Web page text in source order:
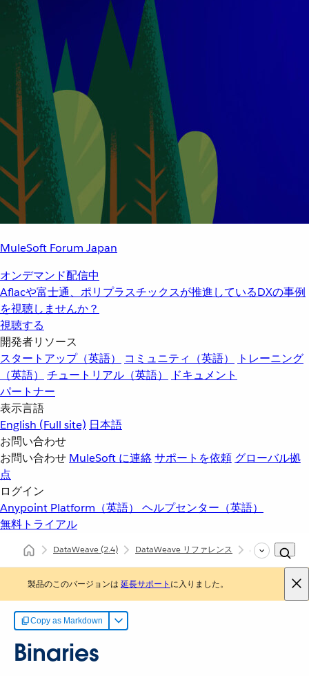
MuleSoft Forum Japan
オンデマンド配信中
Aflacや富士通、ポリプラスチックスが推進しているDXの事例
を視聴しませんか？
視聴する
開発者リソース
スタートアップ（英語）
コミュニティ（英語）
トレーニング
（英語）
チュートリアル（英語）
ドキュメント
パートナー
表示言語
English (Full site) 日本語
お問い合わせ
お問い合わせ MuleSoft に連絡サポートを依頼 グローバル拠
点
ログイン
Anypoint Platform（英語） ヘルプセンター（英語）
無料トライアル
DataWeave(2.4) DataWeave リファレンス
製品のこのバージョンは 延長サポート に入りました。
Copy as Markdown
Binaries